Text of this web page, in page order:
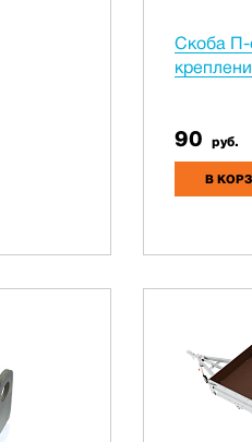
Скоба П-
90 руб.
В